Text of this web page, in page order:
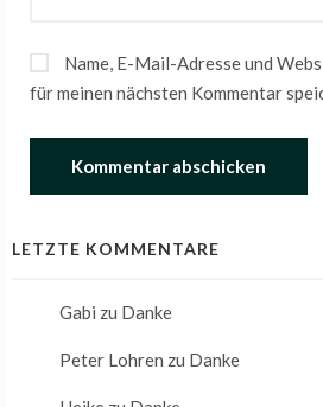
Name, E-Mail-Adresse und
für meinen nächsten Kommentar
LETZTE KOMMENTARE
Gabi zu Danke
Peter Lohren zu Danke